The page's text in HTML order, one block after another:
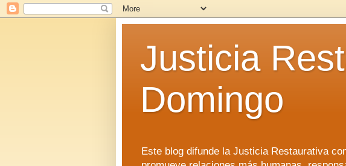
Justicia
Domingo
Este blog difunde la Justicia Restaurativa